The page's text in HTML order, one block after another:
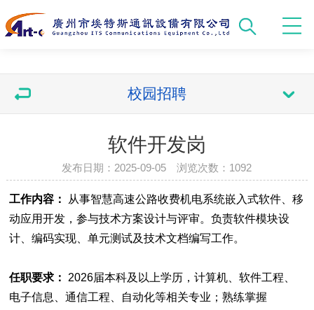
校园招聘
软件开发岗
发布日期：2025-09-05 浏览次数： 1092
工作内容：
从事智慧高速公路收费机电系统嵌入式软件、移
动应用开发，参与技术方案设计与评审。负责软件模块设
计、编码实现、单元测试及技术文档编写工作。
任职要求： 2026届本科及以上学历，计算机、软件工程、
电子信息、通信工程、自动化等相关专业；熟练掌握